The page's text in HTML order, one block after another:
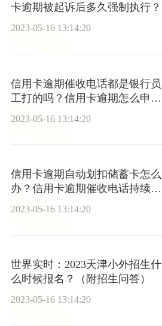
卡逾期被起诉后多久强制执行？
2023-05-16 13:14:20
信用卡逾期催收电话都是银行员
工打的吗？信用卡逾期怎么申请
2023-05-16 13:14:20
信用卡逾期自动划扣储蓄卡怎么
办？信用卡逾期催收电话持续多
久？|世界速讯
2023-05-16 13:14:20
世界实时：2023天津小外招生什
么时候报名？（附招生问答）
2023-05-16 13:14:20